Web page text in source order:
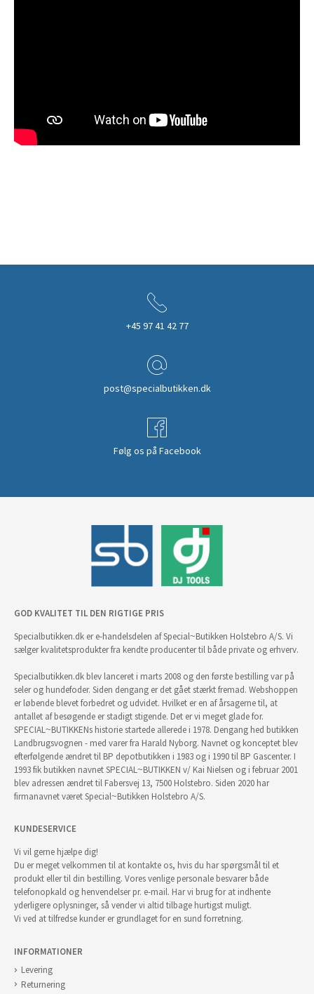
+45 97 41 42 77
post@specialbutikken.dk
Følg os på Facebook
GOD KVALITET TIL DEN RIGTIGE PRIS
Specialbutikken.dk er e-handelsdelen af Special~Butikken Holstebro A/S. Vi
sælger kvalitetsprodukter fra kendte producenter til både private og erhverv.
Specialbutikken.dk blev lanceret i marts 2008 og den første bestilling var på
seler og hundefoder. Siden dengang er det gået stærkt fremad. Webshoppen
er løbende blevet forbedret og udvidet. Hvilket er en af årsagerne til, at
antallet af besøgende er stadigt stigende. Det er vi meget glade for.
SPECIAL~BUTIKKENs historie startede allerede i 1978. Dengang hed butikken
Landbrugsvognen - med varer fra Harald Nyborg. Navnet og konceptet blev
efterfølgende ændret til BP depotbutikken i 1983 og i 1990 til BP Gascenter. I
1993 fik butikken navnet SPECIAL~BUTIKKEN v/ Kai Nielsen og i februar 2001
blev adressen ændret til Fabersvej 13, 7500 Holstebro. Siden 2020 har
firmanavnet været Special~Butikken Holstebro A/S.
KUNDESERVICE
Vi vil gerne hjælpe dig!
Du er meget velkommen til at kontakte os, hvis du har spørgsmål til et
produkt eller til din bestilling. Vores venlige personale besvarer både
telefonopkald og henvendelser pr. e-mail. Har vi brug for at indhente
yderligere oplysninger, så vender vi altid tilbage hurtigst muligt.
Vi ved at tilfredse kunder er grundlaget for en sund forretning.
INFORMATIONER
Levering
Returnering